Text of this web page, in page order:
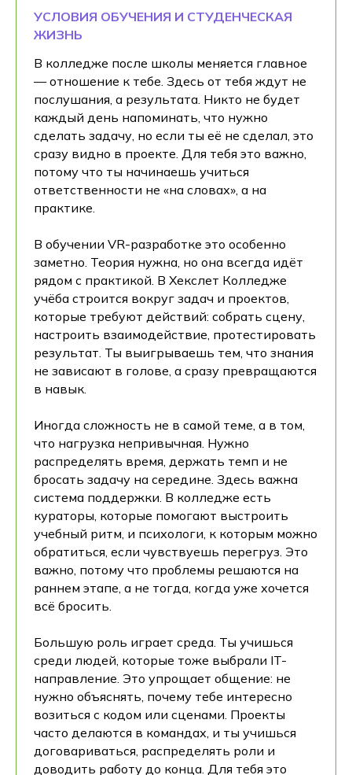
УСЛОВИЯ ОБУЧЕНИЯ И СТУДЕНЧЕСКАЯ
ЖИЗНЬ
В колледже после школы меняется главное
— отношение к тебе. Здесь от тебя ждут не
послушания, а результата. Никто не будет
каждый день напоминать, что нужно
сделать задачу, но если ты её не сделал, это
сразу видно в проекте. Для тебя это важно,
потому что ты начинаешь учиться
ответственности не «на словах», а на
практике.
В обучении VR-разработке это особенно
заметно. Теория нужна, но она всегда идёт
рядом с практикой. В Хекслет Колледже
учёба строится вокруг задач и проектов,
которые требуют действий: собрать сцену,
настроить взаимодействие, протестировать
результат. Ты выигрываешь тем, что знания
не зависают в голове, а сразу превращаются
в навык.
Иногда сложность не в самой теме, а в том,
что нагрузка непривычная. Нужно
распределять время, держать темп и не
бросать задачу на середине. Здесь важна
система поддержки. В колледже есть
кураторы, которые помогают выстроить
учебный ритм, и психологи, к которым можно
обратиться, если чувствуешь перегруз. Это
важно, потому что проблемы решаются на
раннем этапе, а не тогда, когда уже хочется
всё бросить.
Большую роль играет среда. Ты учишься
среди людей, которые тоже выбрали IT-
направление. Это упрощает общение: не
нужно объяснять, почему тебе интересно
возиться с кодом или сценами. Проекты
часто делаются в командах, и ты учишься
договариваться, распределять роли и
доводить работу до конца. Для тебя это